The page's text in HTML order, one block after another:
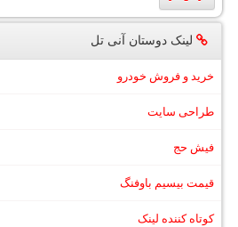
لینک دوستان آنی تل
خرید و فروش خودرو
طراحی سایت
فیش حج
قیمت بیسیم باوفنگ
کوتاه کننده لینک